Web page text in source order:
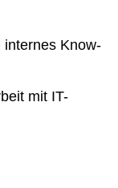
internes Know-
mit IT-